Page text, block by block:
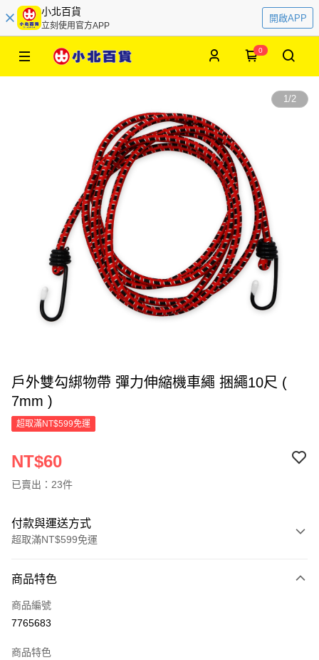
小北百貨
立刻使用官方APP
開啟APP
0
1/2
戶外雙勾綁物帶 彈力伸縮機車繩 捆繩10尺 (
7mm )
超取滿NT$599免運
NT$60
已賣出：23件
付款與運送方式
超取滿NT$599免運
信用卡一次付款
超商取貨付款
商品特色
商品編號
7765683
商品特色